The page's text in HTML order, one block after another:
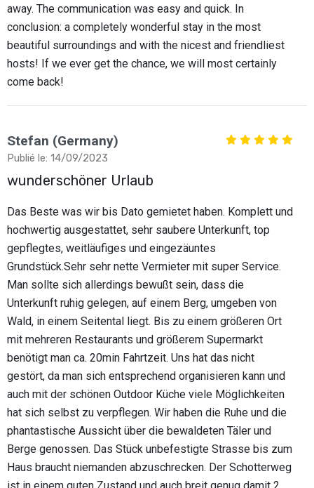
away. The communication was easy and quick. In
conclusion: a completely wonderful stay in the most
beautiful surroundings and with the nicest and friendliest
hosts! If we ever get the chance, we will most certainly
come back!
Stefan (Germany)
Publié le: 14/09/2023
wunderschöner Urlaub
Das Beste was wir bis Dato gemietet haben. Komplett und
hochwertig ausgestattet, sehr saubere Unterkunft, top
gepflegtes, weitläufiges und eingezäuntes
Grundstück.Sehr sehr nette Vermieter mit super Service.
Man sollte sich allerdings bewußt sein, dass die
Unterkunft ruhig gelegen, auf einem Berg, umgeben von
Wald, in einem Seitental liegt. Bis zu einem größeren Ort
mit mehreren Restaurants und größerem Supermarkt
benötigt man ca. 20min Fahrtzeit. Uns hat das nicht
gestört, da man sich entsprechend organisieren kann und
auch mit der schönen Outdoor Küche viele Möglichkeiten
hat sich selbst zu verpflegen. Wir haben die Ruhe und die
phantastische Aussicht über die bewaldeten Täler und
Berge genossen. Das Stück unbefestigte Strasse bis zum
Haus braucht niemanden abzuschrecken. Der Schotterweg